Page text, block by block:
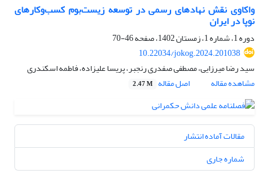
واکاوی نقش نهادهای رسمی در توسعه زیست‌بوم کسب‌وکارهای
نوپا در ایران
دوره 1، شماره 1، زمستان 1402، صفحه
46-70
10.22034/jokog.2024.201038
سید رضا میرزایی، مصطفی صفدری رنجبر، پریسا علیزاده، فاطمه اسکندری
مشاهده مقاله
اصل مقاله 2.47 M
مقالات آماده انتشار
شماره جاری